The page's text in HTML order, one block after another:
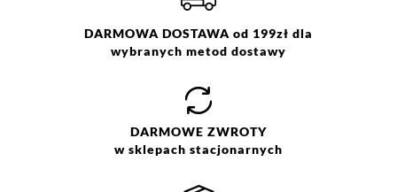
DARMOWA DOSTAWA od 199zł dla
wybranych metod dostawy
DARMOWE ZWROTY
w sklepach stacjonarnych